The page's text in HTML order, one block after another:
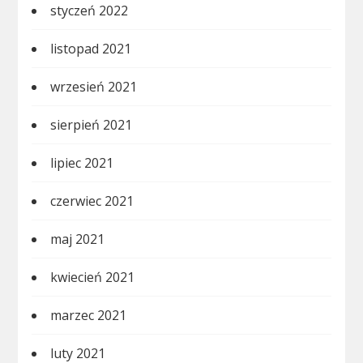
styczeń 2022
listopad 2021
wrzesień 2021
sierpień 2021
lipiec 2021
czerwiec 2021
maj 2021
kwiecień 2021
marzec 2021
luty 2021